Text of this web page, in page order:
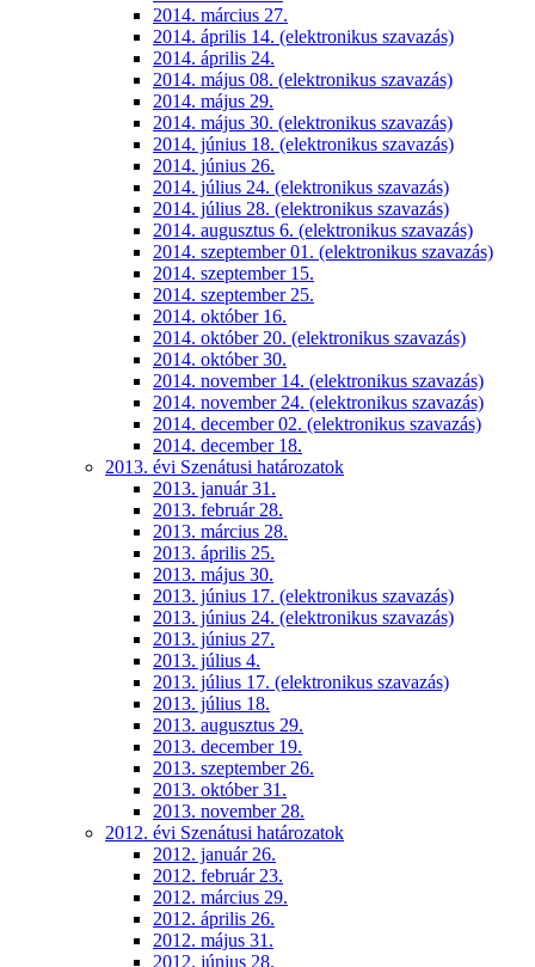
2014. március 27.
2014. április 14. (elektronikus szavazás)
2014. április 24.
2014. május 08. (elektronikus szavazás)
2014. május 29.
2014. május 30. (elektronikus szavazás)
2014. június 18. (elektronikus szavazás)
2014. június 26.
2014. július 24. (elektronikus szavazás)
2014. július 28. (elektronikus szavazás)
2014. augusztus 6. (elektronikus szavazás)
2014. szeptember 01. (elektronikus szavazás)
2014. szeptember 15.
2014. szeptember 25.
2014. október 16.
2014. október 20. (elektronikus szavazás)
2014. október 30.
2014. november 14. (elektronikus szavazás)
2014. november 24. (elektronikus szavazás)
2014. december 02. (elektronikus szavazás)
2014. december 18.
2013. évi Szenátusi határozatok
2013. január 31.
2013. február 28.
2013. március 28.
2013. április 25.
2013. május 30.
2013. június 17. (elektronikus szavazás)
2013. június 24. (elektronikus szavazás)
2013. június 27.
2013. július 4.
2013. július 17. (elektronikus szavazás)
2013. július 18.
2013. augusztus 29.
2013. december 19.
2013. szeptember 26.
2013. október 31.
2013. november 28.
2012. évi Szenátusi határozatok
2012. január 26.
2012. február 23.
2012. március 29.
2012. április 26.
2012. május 31.
2012. június 28.